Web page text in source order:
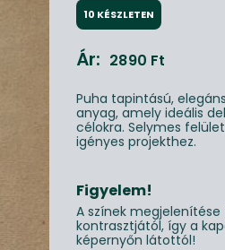
10 KÉSZLETEN
Ár: 2890 Ft
Puha tapintású,
anyag, amely ideális
célokra. Selymes
igényes projekthez.
Figyelem!
A színek
kontrasztjától, így a
képernyőn látottól!